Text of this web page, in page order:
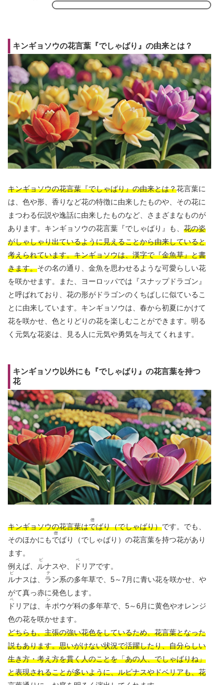
キンギョソウの花言葉『でしゃばり』の由来とは？
キンギョソウの花言葉『でしゃばり』の由来とは？花言葉に
は、色や形、香りなど花の特徴に由来したものや、その花に
まつわる伝説や逸話に由来したものなど、さまざまなものが
あります。キンギョソウの花言葉『でしゃばり』も、 花の姿
がしゃしゃり出ているように見えることから由来していると
考えられています。キンギョソウは、漢字で『金魚草』と書
きます。その名の通り、金魚を思わせるような可愛らしい花
を咲かせます。また、ヨーロッパでは『スナップドラゴン』
と呼ばれており、花の形がドラゴンのくちばしに似ているこ
とに由来しています。キンギョソウは、春から初夏にかけて
花を咲かせ、色とりどりの花を楽しむことができます。明る
く元気な花姿は、見る人に元気や勇気を与えてくれます。
キンギョソウ以外にも『でしゃばり』の花言葉を持つ
花
キンギョソウの花言葉はで
僣
ばり（でしゃばり）です。でも、
そのほかにもで
僣
ばり（でしゃばり）の花言葉を持つ花があり
ます。
例えば、
ル
ピ
ナスや、 ド
ベ
リアです。
ル
ピ
ナスは、 ラ
テ
ン系の多年草で、5～7月に青い花を咲かせ、や
がて真っ赤に発色します。
ド
ベ
リアは、 キ
ン
ポウゲ科の多年草で、5～6月に黄色やオレンジ
色の花を咲かせます。
どちらも、主張の強い花色をしているため、花言葉となった
説もあります。思いがけない状況で活躍したり、自分らしい
生き方・考え方を貫く人のことを「あの人、でしゃばりね」
と表現されることが多いように、ルピナスやドベリアも、花